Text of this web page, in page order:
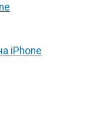
iPhone